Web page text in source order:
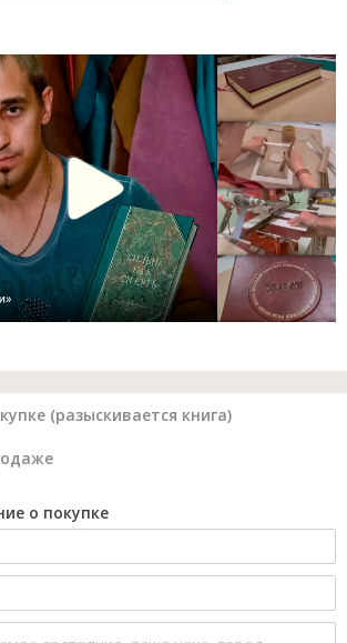
(разыскивается книга)
о покупке